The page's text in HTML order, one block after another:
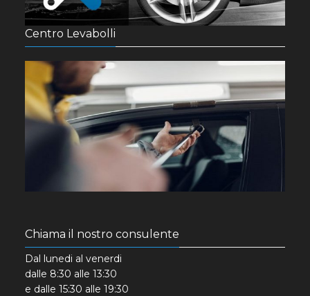
Centro Levabolli
Chiama il nostro consulente
Dal lunedi al venerdi
dalle 8:30 alle 13:30
e dalle 15:30 alle 19:30